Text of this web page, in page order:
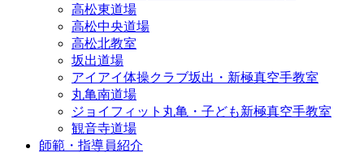
高松東道場
高松中央道場
高松北教室
坂出道場
アイアイ体操クラブ坂出・新極真空手教室
丸亀南道場
ジョイフィット丸亀・子ども新極真空手教室
観音寺道場
師範・指導員紹介